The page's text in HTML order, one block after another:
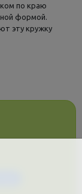
по краю
формой.
эту кружку